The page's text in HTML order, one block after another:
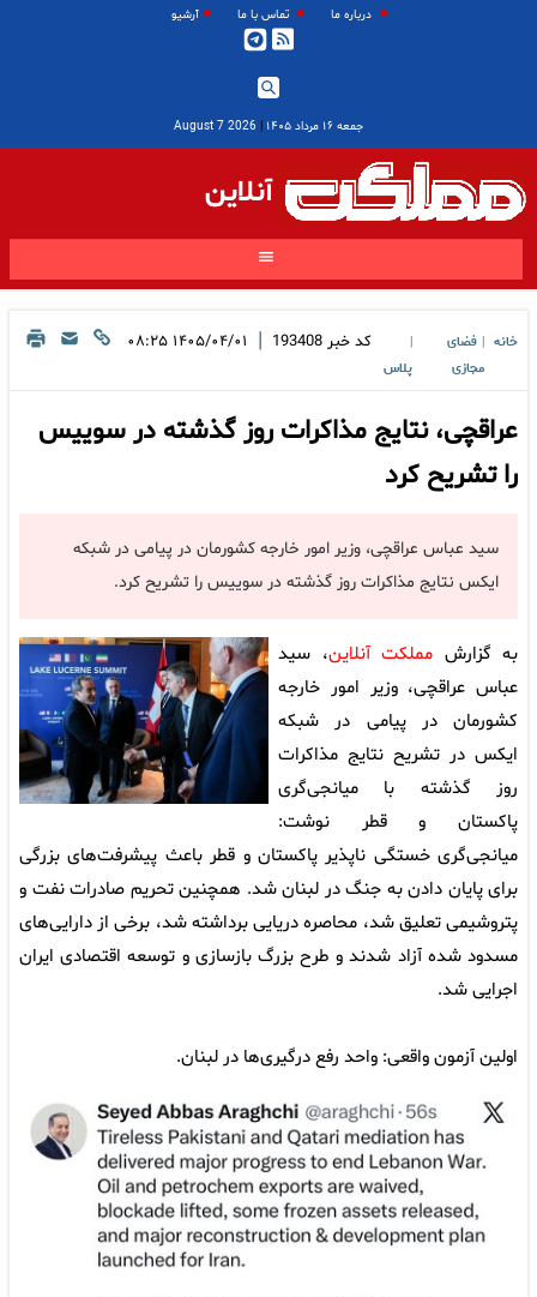
درباره ما تماس با ما آرشیو
جمعه ۱۶ مرداد ۱۴۰۵ |
2026 August 7
آنلاین
خانه
فضای
مجازی
پلاس
کد خبر 193408
| ۱۴۰۵/۰۴/۰۱ ۰۸:۲۵
عراقچی، نتایج مذاکرات روز گذشته در سوییس
را تشریح کرد
سید عباس عراقچی، وزیر امور خارجه کشورمان در پیامی در شبکه
ایکس نتایج مذاکرات روز گذشته در سوییس را تشریح کرد.
به گزارش مملکت آنلاین، سید
عباس عراقچی، وزیر امور خارجه
کشورمان در پیامی در شبکه
ایکس در تشریح نتایج مذاکرات
روز گذشته با میانجی‌گری
پاکستان و قطر نوشت:
میانجی‌گری خستگی ناپذیر پاکستان و قطر باعث پیشرفت‌های بزرگی
برای پایان دادن به جنگ در لبنان شد. همچنین تحریم صادرات نفت و
پتروشیمی تعلیق شد، محاصره دریایی برداشته شد، برخی از دارایی‌های
مسدود شده آزاد شدند و طرح بزرگ بازسازی و توسعه اقتصادی ایران
اجرایی شد.
اولین آزمون واقعی: واحد رفع درگیری‌ها در لبنان.